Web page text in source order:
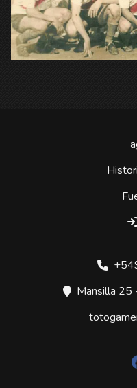
Mansilla 25